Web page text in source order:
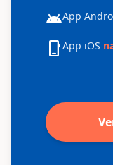
androidApp
phone_iphone App iOS